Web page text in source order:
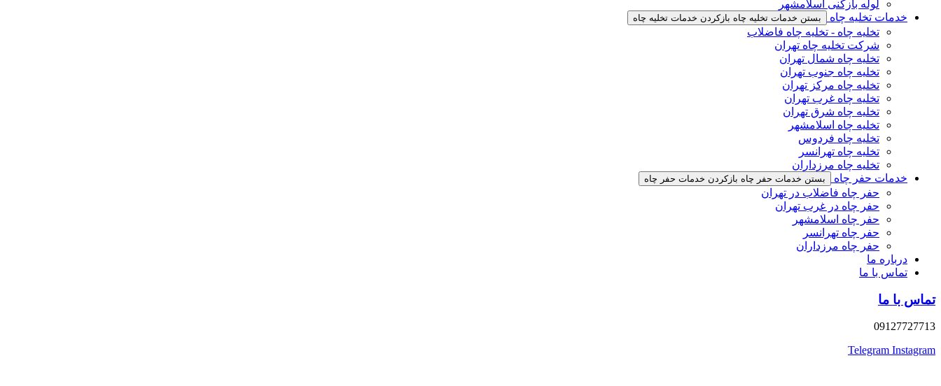
لوله بازکنی اسلامشهر
خدمات تخلیه چاه
بستن خدمات تخلیه چاه بازکردن خدمات تخلیه چاه
تخلیه چاه - تخلیه چاه فاضلاب
شرکت تخلیه چاه تهران
تخلیه چاه شمال تهران
تخلیه چاه جنوب تهران
تخلیه چاه مرکز تهران
تخلیه چاه غرب تهران
تخلیه چاه شرق تهران
تخلیه چاه اسلامشهر
تخلیه چاه فردوس
تخلیه چاه تهرانسر
تخلیه چاه مرزداران
خدمات حفر چاه
بستن خدمات حفر چاه بازکردن خدمات حفر چاه
حفر چاه فاضلاب در تهران
حفر چاه در غرب تهران
حفر چاه اسلامشهر
حفر چاه تهرانسر
حفر چاه مرزداران
درباره ما
تماس با ما
تماس با ما
09127727713
Telegram Instagram